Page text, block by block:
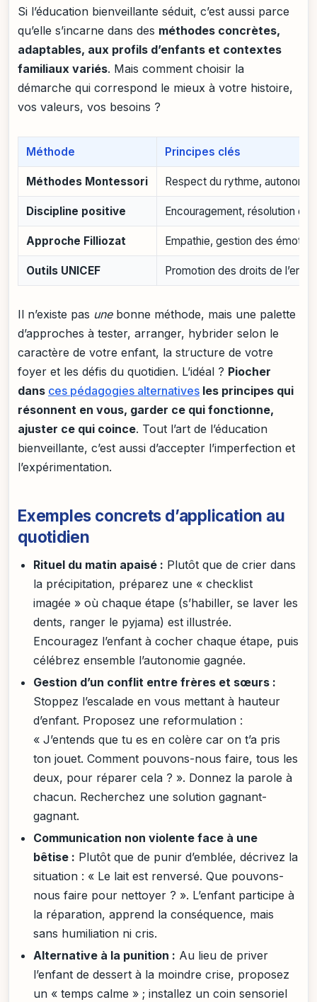
Si l’éducation bienveillante séduit, c’est aussi parce
qu’elle s’incarne dans des méthodes concrètes,
adaptables, aux profils d’enfants et contextes
familiaux variés. Mais comment choisir la
démarche qui correspond le mieux à votre histoire,
vos valeurs, vos besoins ?
Méthode Principes clés
Méthodes Montessori Respect du rythme,
Discipline positive Encouragement, résolution
Approche Filliozat Empathie, gestion des
Outils UNICEF Promotion des droits de
Il n’existe pas unebonne méthode, mais une palette
d’approches à tester, arranger, hybrider selon le
caractère de votre enfant, la structure de votre
foyer et les défis du quotidien. L’idéal ? Piocher
dans ces pédagogies alternatives les principes qui
résonnent en vous, garder ce qui fonctionne,
ajuster ce qui coince. Tout l’art de l’éducation
bienveillante, c’est aussi d’accepter l’imperfection et
l’expérimentation.
Exemples concrets d’application au
quotidien
Rituel du matin apaisé : Plutôt que de crier dans
la précipitation, préparez une « checklist
imagée » où chaque étape (s’habiller, se laver les
dents, ranger le pyjama) est illustrée.
Encouragez l’enfant à cocher chaque étape, puis
célébrez ensemble l’autonomie gagnée.
Gestion d’un conflit entre frères et sœurs :
Stoppez l’escalade en vous mettant à hauteur
d’enfant. Proposez une reformulation :
« J’entends que tu es en colère car on t’a pris
ton jouet. Comment pouvons-nous faire, tous les
deux, pour réparer cela ? ». Donnez la parole à
chacun. Recherchez une solution gagnant-
gagnant.
Communication non violente face à une
bêtise : Plutôt que de punir d’emblée, décrivez la
situation : « Le lait est renversé. Que pouvons-
nous faire pour nettoyer ? ». L’enfant participe à
la réparation, apprend la conséquence, mais
sans humiliation ni cris.
Alternative à la punition : Au lieu de priver
l’enfant de dessert à la moindre crise, proposez
un « temps calme » ; installez un coin sensoriel